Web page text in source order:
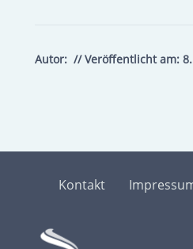
Autor: // Veröffentlicht am:
Kontakt